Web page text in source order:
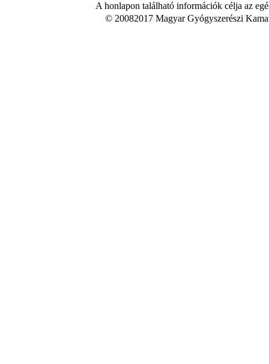
A honlapon található információk célja az
© 20082017 Magyar Gyógyszerészi